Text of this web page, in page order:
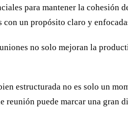
para mantener la
con un propósito claro y
no solo mejoran la
estructurada no es solo un
reunión puede marcar una